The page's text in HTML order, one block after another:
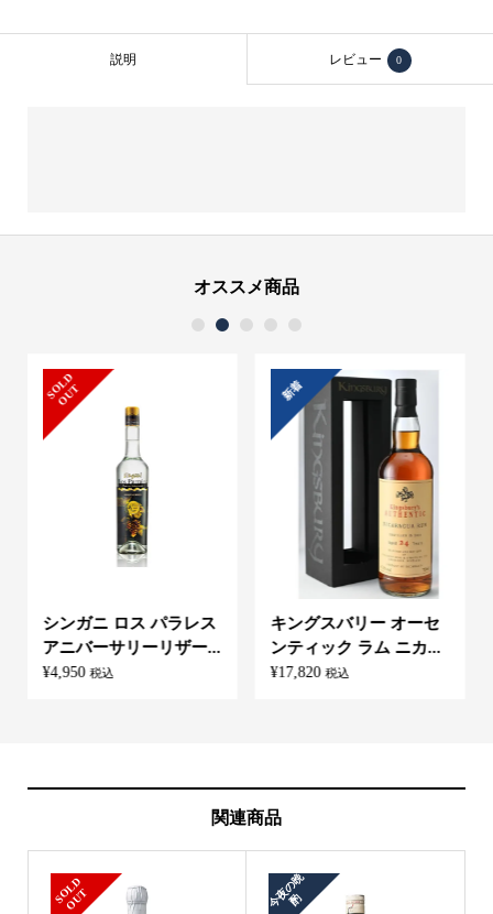
説明 レビュー 0
オススメ商品
S
O
L
D
O
U
T
シンガニ ロス パラレス
アニバーサリーリザー...
¥4,950 税込
新着
キングスバリー オーセ
ンティック ラム ニカ...
¥17,820 税込
1 2 3 4 5
関連商品
S
O
L
D
O
U
T 今
夜
の
晩
酌